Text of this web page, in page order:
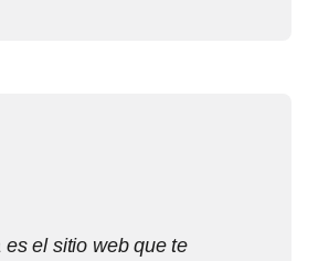
es el sitio web que te